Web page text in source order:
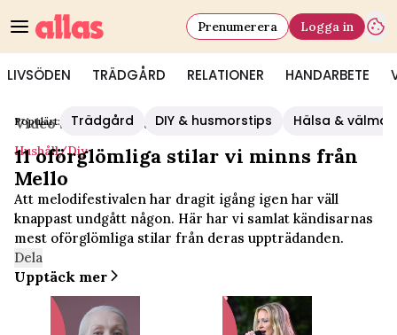
LIVSÖDEN TRÄDGÅRD RELATIONER HANDARBETE
Prenumerera Logga in
Populärt: Trädgård DIY & husmorstips Hälsa &
Video Start/Hushåll/diy
Hushåll/diy
11 oförglömliga stilar vi minns från
Mello
Att melodifestivalen har dragit igång igen har väll
knappast undgått någon. Här har vi samlat kändisarnas
mest oförglömliga stilar från deras uppträdanden.
Dela
Upptäck mer